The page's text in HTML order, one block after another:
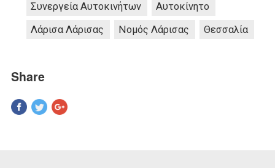
Συνεργεία Αυτοκινήτων
Αυτοκίνητο
Λάρισα Λάρισας
Νομός Λάρισας Θεσσαλία
Share